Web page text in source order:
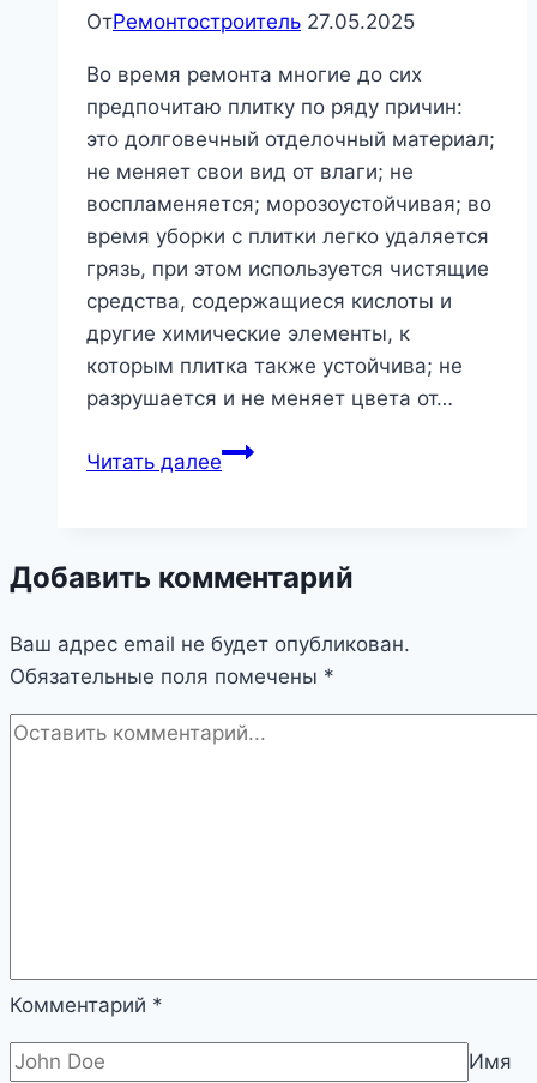
|
и
отопление
ОтРемонтостроитель 27.05.2025
Во время ремонта многие до сих
предпочитаю плитку по ряду причин:
это долговечный отделочный материал;
не меняет свои вид от влаги; не
воспламеняется; морозоустойчивая; во
время уборки с плитки легко удаляется
грязь, при этом используется чистящие
средства, содержащиеся кислоты и
другие химические элементы, к
которым плитка также устойчива; не
разрушается и не меняет цвета от…
Читать далееВажные
плитки
Добавить комментарий
Ваш адрес email не будет опубликован.
Обязательные поля помечены *
Комментарий *
Имя